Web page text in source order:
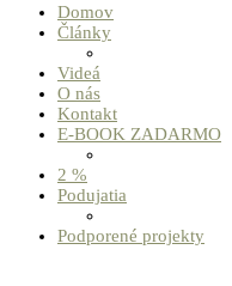
Domov
Články
Videá
O nás
Kontakt
E-BOOK ZADARMO
2 %
Podujatia
Podporené projekty